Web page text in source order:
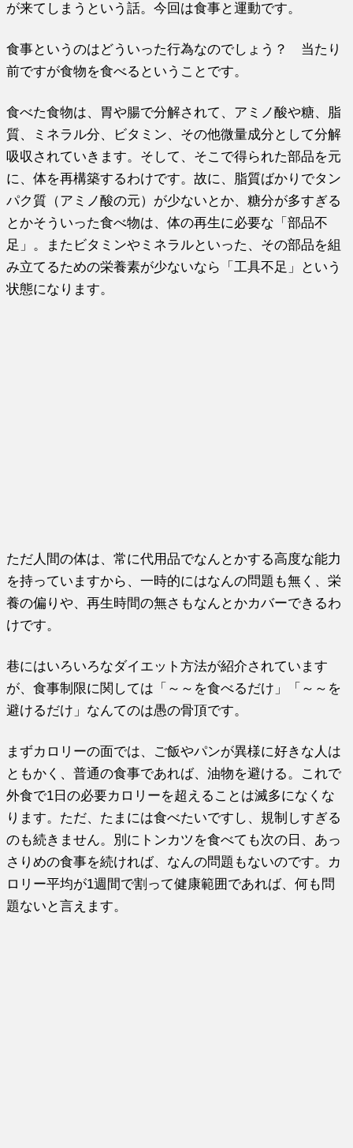
が来てしまうという話。今回は食事と運動です。
食事というのはどういった行為なのでしょう？ 当たり
前ですが食物を食べるということです。
食べた食物は、胃や腸で分解されて、アミノ酸や糖、脂
質、ミネラル分、ビタミン、その他微量成分として分解
吸収されていきます。そして、そこで得られた部品を元
に、体を再構築するわけです。故に、脂質ばかりでタン
パク質（アミノ酸の元）が少ないとか、糖分が多すぎる
とかそういった食べ物は、体の再生に必要な「部品不
足」。またビタミンやミネラルといった、その部品を組
み立てるための栄養素が少ないなら「工具不足」という
状態になります。
ただ人間の体は、常に代用品でなんとかする高度な能力
を持っていますから、一時的にはなんの問題も無く、栄
養の偏りや、再生時間の無さもなんとかカバーできるわ
けです。
巷にはいろいろなダイエット方法が紹介されています
が、食事制限に関しては「～～を食べるだけ」「～～を
避けるだけ」なんてのは愚の骨頂です。
まずカロリーの面では、ご飯やパンが異様に好きな人は
ともかく、普通の食事であれば、油物を避ける。これで
外食で1日の必要カロリーを超えることは滅多になくな
ります。ただ、たまには食べたいですし、規制しすぎる
のも続きません。別にトンカツを食べても次の日、あっ
さりめの食事を続ければ、なんの問題もないのです。カ
ロリー平均が1週間で割って健康範囲であれば、何も問
題ないと言えます。